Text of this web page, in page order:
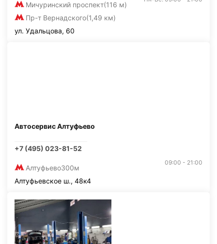
Мичуринский проспект(116 м)
Пр-т Вернадского(1,49 км)
ул. Удальцова, 60
Автосервис Алтуфьево
+7 (495) 023-81-52
Алтуфьево300м
09:00 - 21:00
Алтуфьевское ш., 48к4